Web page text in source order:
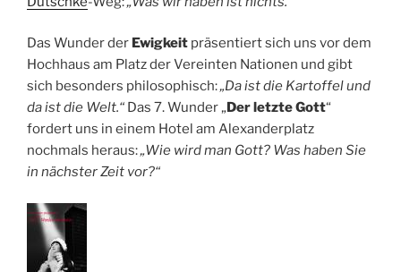
Das Wunder der Ewigkeit präsentiert sich uns vor dem
Hochhaus am Platz der Vereinten Nationen und gibt
sich besonders philosophisch:„Da ist die Kartoffel und
da ist die Welt.“ Das 7. Wunder „Der letzte Gott“
fordert uns in einem Hotel am Alexanderplatz
nochmals heraus:„Wie wird man Gott? Was haben Sie
in nächster Zeit vor?“